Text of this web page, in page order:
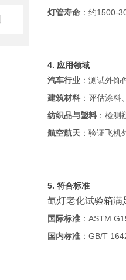
灯管寿命：约1500-
4. 应用领域
汽车行业：测试外饰
建筑材料：评估涂料
纺织品与塑料：检测
航空航天：验证飞机
5. 符合标准
氙灯老化试验箱满
国际标准：ASTM
国内标准：GB/T